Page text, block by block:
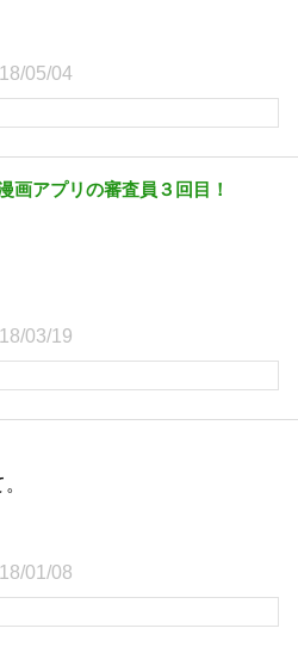
05/04
画アプリの審査員３回目！
03/19
01/08